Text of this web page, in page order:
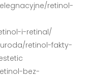
retinol-
i-retinal/
retinol-fakty-
bez-